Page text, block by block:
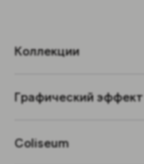
Коллекции
Графический эффект
Coliseum